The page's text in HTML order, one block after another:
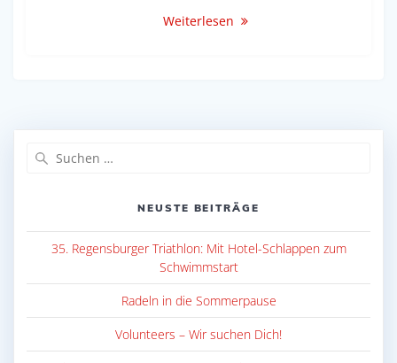
Weiterlesen
NEUSTE BEITRÄGE
35. Regensburger Triathlon: Mit Hotel-Schlappen zum
Schwimmstart
Radeln in die Sommerpause
Volunteers – Wir suchen Dich!